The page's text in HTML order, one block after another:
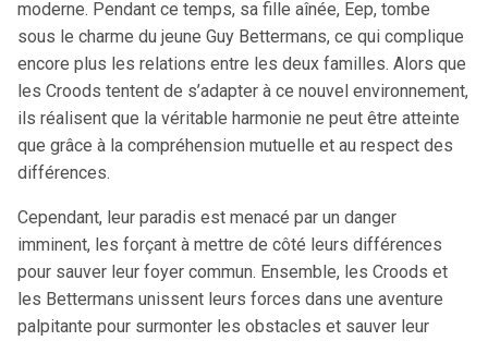
moderne. Pendant ce temps, sa fille aînée, Eep, tombe
sous le charme du jeune Guy Bettermans, ce qui complique
encore plus les relations entre les deux familles. Alors que
les Croods tentent de s’adapter à ce nouvel environnement,
ils réalisent que la véritable harmonie ne peut être atteinte
que grâce à la compréhension mutuelle et au respect des
différences.
Cependant, leur paradis est menacé par un danger
imminent, les forçant à mettre de côté leurs différences
pour sauver leur foyer commun. Ensemble, les Croods et
les Bettermans unissent leurs forces dans une aventure
palpitante pour surmonter les obstacles et sauver leur